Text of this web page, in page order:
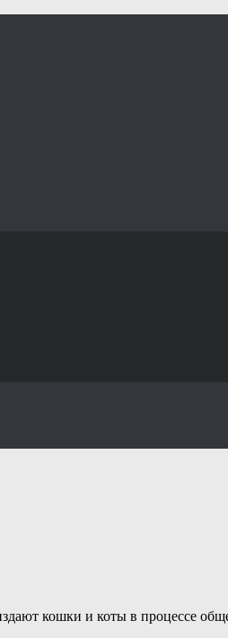
кошки и коты в процессе